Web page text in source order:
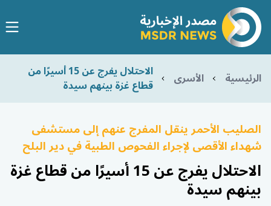
الرئيسية الأسرى الاحتلال يفرج عن 15 أسيرًا من
قطاع غزة بينهم سيدة
الصليب الأحمر ينقل المفرج عنهم إلى مستشفى
شهداء الأقصى لإجراء الفحوص الطبية في دير البلح
الاحتلال يفرج عن 15 أسيرًا من قطاع غزة
بينهم سيدة